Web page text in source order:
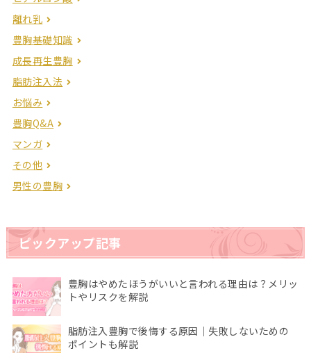
離れ乳
豊胸基礎知識
成長再生豊胸
脂肪注入法
お悩み
豊胸Q&A
マンガ
その他
男性の豊胸
ピックアップ記事
豊胸はやめたほうがいいと言われる理由は？メリッ
トやリスクを解説
脂肪注入豊胸で後悔する原因｜失敗しないための
ポイントも解説